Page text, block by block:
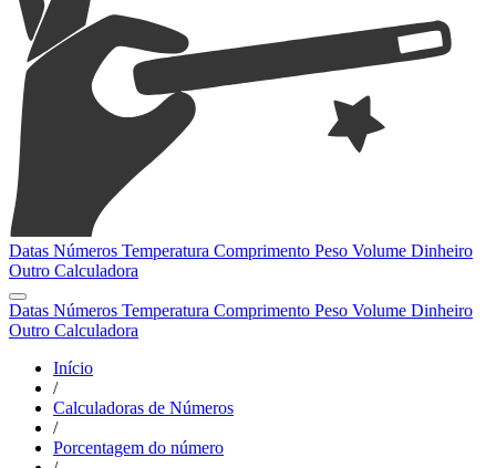
Datas Números Temperatura Comprimento Peso Volume Dinheiro
Outro Calculadora
Datas Números Temperatura Comprimento Peso Volume Dinheiro
Outro Calculadora
Início
/
Calculadoras de Números
/
Porcentagem do número